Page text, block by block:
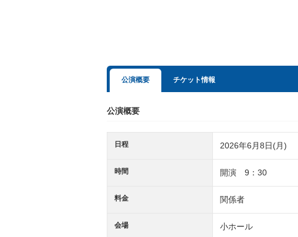
公演概要 チケット情報
公演概要
日程 2026年6月8日(月)
時間 開演 9：30
料金 関係者
会場 小ホール